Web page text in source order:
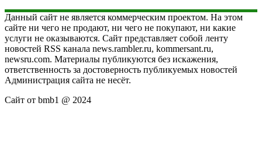
Данный сайт не является коммерческим проектом. На этом
сайте ни чего не продают, ни чего не покупают, ни какие
услуги не оказываются. Сайт представляет собой ленту
новостей RSS канала news.rambler.ru, kommersant.ru,
newsru.com. Материалы публикуются без искажения,
ответственность за достоверность публикуемых новостей
Администрация сайта не несёт.
Сайт от bmb1 @ 2024